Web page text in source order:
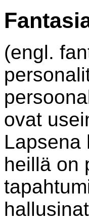
(engl.
ovat
Lapsena
heillä on